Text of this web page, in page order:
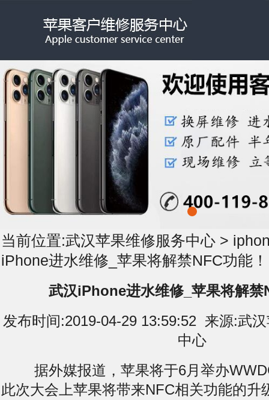
当前位置:武汉苹果维修服务中心 >
iPhone进水维修_苹果将解禁NFC功能！
武汉iPhone进水维修_苹果将解禁
发布时间:2019-04-29 13:59:52 来源:武
中心
据外媒报道，苹果将于6月举办
此次大会上苹果将带来NFC相关功能的升